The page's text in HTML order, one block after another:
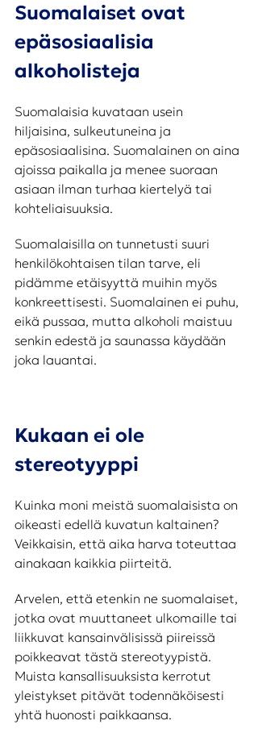
Suomalaiset ovat
epäsosiaalisia
alkoholisteja
Suomalaisia kuvataan usein
hiljaisina, sulkeutuneina ja
epäsosiaalisina. Suomalainen on aina
ajoissa paikalla ja menee suoraan
asiaan ilman turhaa kiertelyä tai
kohteliaisuuksia.
Suomalaisilla on tunnetusti suuri
henkilökohtaisen tilan tarve, eli
pidämme etäisyyttä muihin myös
konkreettisesti. Suomalainen ei puhu,
eikä pussaa, mutta alkoholi maistuu
senkin edestä ja saunassa käydään
joka lauantai.
Kukaan ei ole
stereotyyppi
Kuinka moni meistä suomalaisista on
oikeasti edellä kuvatun kaltainen?
Veikkaisin, että aika harva toteuttaa
ainakaan kaikkia piirteitä.
Arvelen, että etenkin ne suomalaiset,
jotka ovat muuttaneet ulkomaille tai
liikkuvat kansainvälisissä piireissä
poikkeavat tästä stereotyypistä.
Muista kansallisuuksista kerrotut
yleistykset pitävät todennäköisesti
yhtä huonosti paikkaansa.